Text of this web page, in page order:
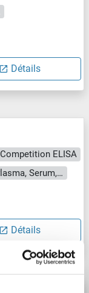
Détails
Competition ELISA
Cell Culture Supernatant, Plasma, Serum, Tissue Homogenate
Détails